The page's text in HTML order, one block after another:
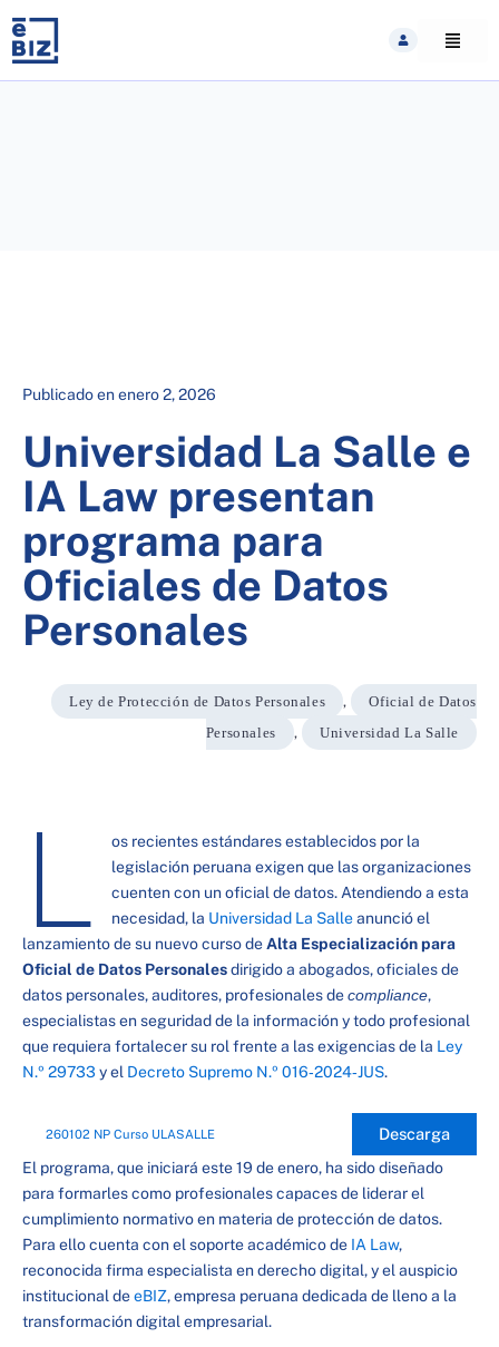
content
Publicado enenero 2, 2026
Universidad La Salle e
IA Law presentan
programa para
Oficiales de Datos
Personales
Ley de Protección de Datos Personales ,
Oficial de Datos
Personales
, Universidad La Salle
L
os recientes estándares establecidos por la
legislación peruana exigen que las organizaciones
cuenten con un oficial de datos. Atendiendo a esta
necesidad, la Universidad La Salleanunció el
lanzamiento de su nuevo curso de Alta Especialización para
Oficial de Datos Personalesdirigido a abogados, oficiales de
datos personales, auditores, profesionales decompliance,
especialistas en seguridad de la información y todo profesional
que requiera fortalecer su rol frente a las exigencias de la Ley
N.º 29733y el Decreto Supremo N.º 016‑2024‑JUS.
260102 NP Curso ULASALLE Descarga
El programa, que iniciará este 19 de enero, ha sido diseñado
para formarles como profesionales capaces de liderar el
cumplimiento normativo en materia de protección de datos.
Para ello cuenta con el soporte académico de IA Law,
reconocida firma especialista en derecho digital, y el auspicio
institucional deeBIZ, empresa peruana dedicada de lleno a la
transformación digital empresarial.